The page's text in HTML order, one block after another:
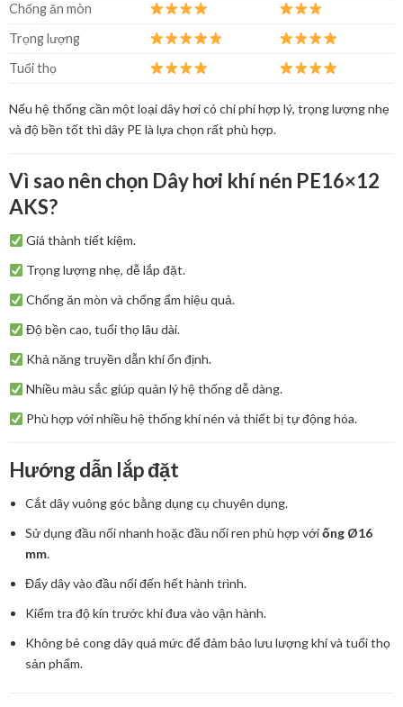
Chống ăn mòn
Trọng lượng
Tuổi thọ
Nếu hệ thống cần một loại dây hơi có chi phí hợp lý, trọng lượng nhẹ
và độ bền tốt thì dây PE là lựa chọn rất phù hợp.
Vì sao nên chọn Dây hơi khí nén PE16×12
AKS?
Giá thành tiết kiệm.
Trọng lượng nhẹ, dễ lắp đặt.
Chống ăn mòn và chống ẩm hiệu quả.
Độ bền cao, tuổi thọ lâu dài.
Khả năng truyền dẫn khí ổn định.
Nhiều màu sắc giúp quản lý hệ thống dễ dàng.
Phù hợp với nhiều hệ thống khí nén và thiết bị tự động hóa.
Hướng dẫn lắp đặt
Cắt dây vuông góc bằng dụng cụ chuyên dụng.
Sử dụng đầu nối nhanh hoặc đầu nối ren phù hợp vớiống Ø16
mm.
Đẩy dây vào đầu nối đến hết hành trình.
Kiểm tra độ kín trước khi đưa vào vận hành.
Không bẻ cong dây quá mức để đảm bảo lưu lượng khí và tuổi thọ
sản phẩm.